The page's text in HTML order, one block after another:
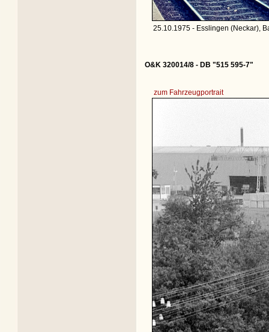
25.10.1975 - Esslingen (Neckar),
O&K 320014/8 - DB "515 595-7"
zum Fahrzeugportrait